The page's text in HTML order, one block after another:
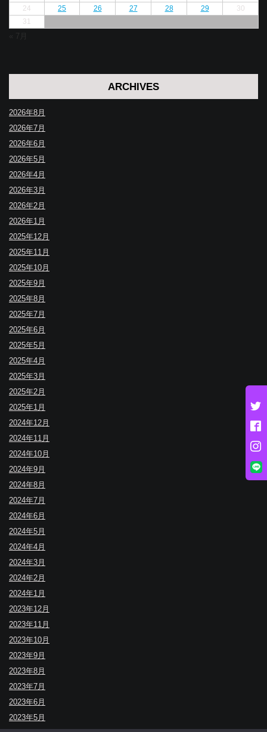
24
25 26 27 28 29
30
31
« 7月
ARCHIVES
2026年8月
2026年7月
2026年6月
2026年5月
2026年4月
2026年3月
2026年2月
2026年1月
2025年12月
2025年11月
2025年10月
2025年9月
2025年8月
2025年7月
2025年6月
2025年5月
2025年4月
2025年3月
2025年2月
2025年1月
2024年12月
2024年11月
2024年10月
2024年9月
2024年8月
2024年7月
2024年6月
2024年5月
2024年4月
2024年3月
2024年2月
2024年1月
2023年12月
2023年11月
2023年10月
2023年9月
2023年8月
2023年7月
2023年6月
2023年5月